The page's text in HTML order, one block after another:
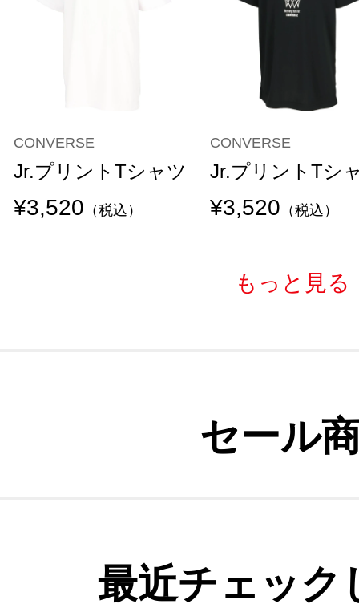
CONVERSE
Jr.プリントTシャツ
¥3,520 （税込）
CONVERSE
Jr.プリントTシ
¥3,520 （税込）
もっと見る
セール
最近チェック